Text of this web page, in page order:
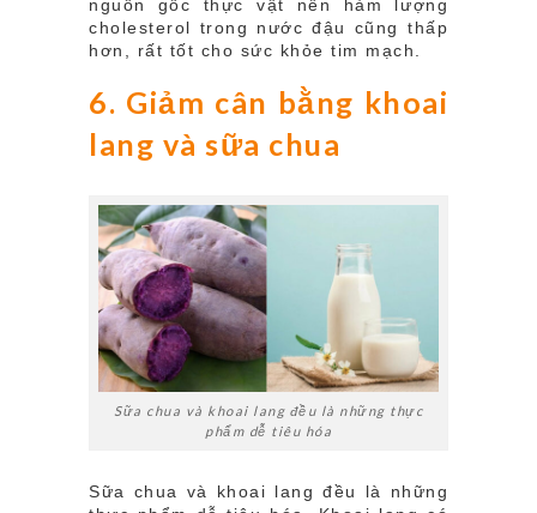
nguồn gốc thực vật nên hàm lượng
cholesterol trong nước đậu cũng thấp
hơn, rất tốt cho sức khỏe tim mạch.
6. Giảm cân bằng khoai
lang và sữa chua
Sữa chua và khoai lang đều là những thực
phẩm dễ tiêu hóa
Sữa chua và khoai lang đều là những